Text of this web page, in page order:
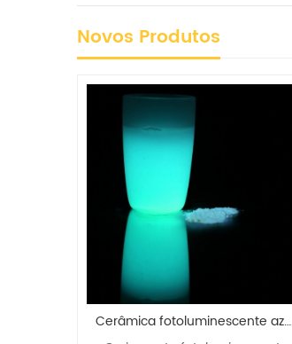
Novos Produtos
Cerâmica fotoluminescente azul esverdeada brilha no pigmento escuro